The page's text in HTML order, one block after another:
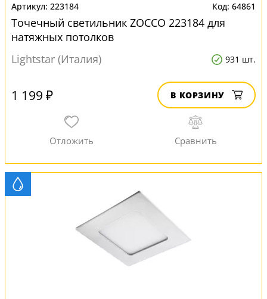
223184 64861
Точечный светильник ZOCCO 223184 для
натяжных потолков
Lightstar (Италия)
931 шт.
1 199 ₽ В КОРЗИНУ